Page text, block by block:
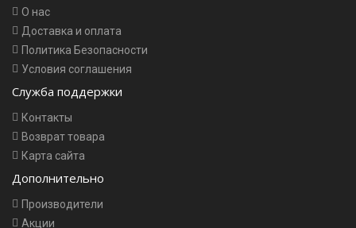
О нас
Доставка и оплата
Политика Безопасности
Условия соглашения
Служба поддержки
Контакты
Возврат товара
Карта сайта
Дополнительно
Производители
Акции